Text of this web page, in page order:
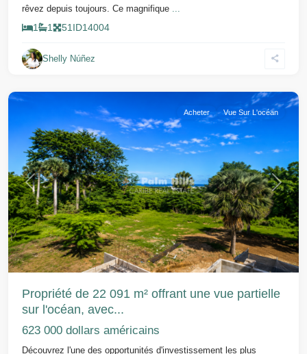
rêvez depuis toujours. Ce magnifique
1 1 51 ID14004
Shelly Núñez
Précédent Suivant
Acheter Vue Sur L'océan
Propriété de 22 091 m² offrant une vue partielle
sur l'océan, avec...
623 000 dollars américains
Découvrez l'une des opportunités d'investissement les plus